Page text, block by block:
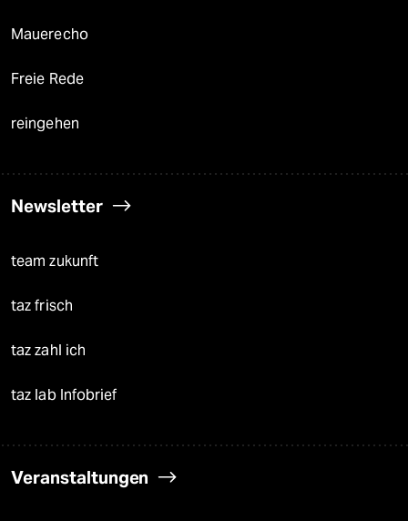
Mauerecho
Freie Rede
reingehen
Newsletter
team zukunft
taz frisch
taz zahl ich
taz lab Infobrief
Veranstaltungen